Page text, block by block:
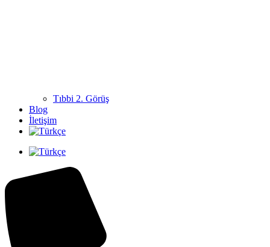
Tıbbi 2. Görüş
Blog
İletişim